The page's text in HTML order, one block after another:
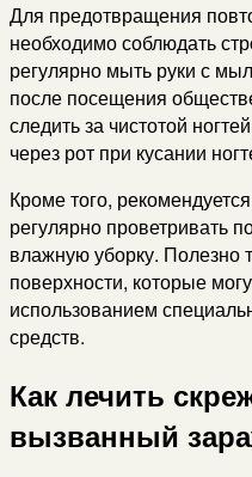
Для предотвращения
необходимо соблюдать
регулярно мыть руки с
после посещения
следить за чистотой
через рот при кусании
Кроме того,
регулярно проветривать
влажную уборку. Полезно
поверхности, которые
использованием
средств.
Как лечить
вызванный